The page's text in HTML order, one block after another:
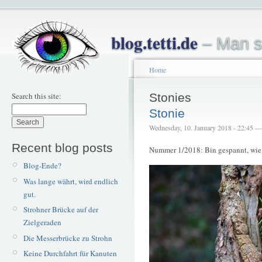
blog.tetti.de– Man
Search this site:
Recent blog posts
Blog-Ende?
Was lange währt, wird endlich
gut.
Strohner Brücke auf der
Zielgeraden
Die Messerbrücke zu Strohn
Keine Durchfahrt für Kanuten
Home
Stonies
Stonie
Wednesday, 10. January 2018 - 22:45
Nummer 1/2018: Bin gespannt,